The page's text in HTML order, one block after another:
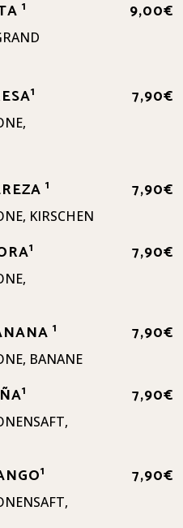
1
9,00€
1
7,90€
1
KIRSCHEN
7,90€
1
7,90€
1
BANANE
7,90€
1
7,90€
1
7,90€